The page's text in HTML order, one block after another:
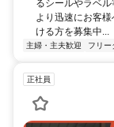
るシールやラベ
より迅速にお客
ける方を募集中...
主婦・主夫歓迎 フリー
正社員